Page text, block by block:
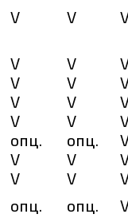
V V
V V
V V
V V
V V
опц. опц.
V V
V V
опц. опц.